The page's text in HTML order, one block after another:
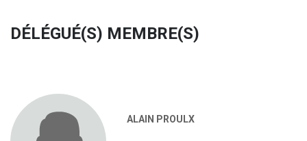
DÉLÉGUÉ(S) MEMBRE(S)
ALAIN PROULX